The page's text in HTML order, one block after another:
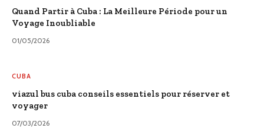
Quand Partir à Cuba : La Meilleure Période pour un
Voyage Inoubliable
01/05/2026
CUBA
viazul bus cuba conseils essentiels pour réserver et
voyager
07/03/2026